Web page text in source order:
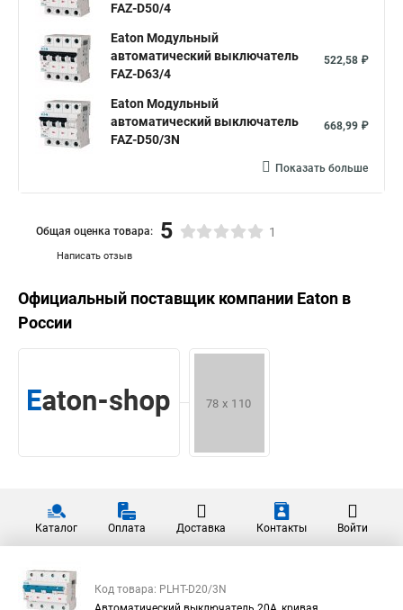
FAZ-D50/4
Eaton Модульный
автоматический выключатель
FAZ-D63/4
522,58 ₽
Eaton Модульный
автоматический выключатель
FAZ-D50/3N
668,99 ₽
Показать больше
Написать отзыв
Общая оценка товара: 5 1
Официальный поставщик компании Eaton в
России
Каталог Оплата Доставка Контакты Войти
Код товара: PLHT-D20/3N